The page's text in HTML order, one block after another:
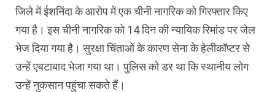
जिले में ईशनिंदा के आरोप में एक चीनी नागरिक को गिरफ्तार किए
गया है। इस चीनी नागरिक को 14 दिन की न्यायिक रिमांड पर जेल
भेज दिया गया है। सुरक्षा चिंताओं के कारण सेना के हेलीकॉप्‍टर से
उन्‍हें एबटाबाद भेजा गया था। पुलिस को डर था कि स्थानीय लोग
उन्हें नुकसान पहुंचा सकते हैं।